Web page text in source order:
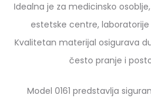
Idealna je za medicinsko
estetske centre, laboratorije
Kvalitetan materijal osigurava
često pranje i
Model 0161 predstavlja